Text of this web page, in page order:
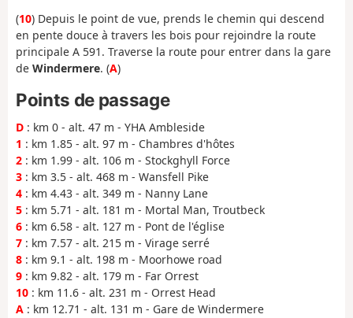
(10) Depuis le point de vue, prends le chemin qui descend
en pente douce à travers les bois pour rejoindre la route
principale A 591. Traverse la route pour entrer dans la gare
de Windermere. (A)
Points de passage
D : km 0 - alt. 47 m - YHA Ambleside
1 : km 1.85 - alt. 97 m - Chambres d'hôtes
2 : km 1.99 - alt. 106 m - Stockghyll Force
3 : km 3.5 - alt. 468 m - Wansfell Pike
4 : km 4.43 - alt. 349 m - Nanny Lane
5 : km 5.71 - alt. 181 m - Mortal Man, Troutbeck
6 : km 6.58 - alt. 127 m - Pont de l'église
7 : km 7.57 - alt. 215 m - Virage serré
8 : km 9.1 - alt. 198 m - Moorhowe road
9 : km 9.82 - alt. 179 m - Far Orrest
10 : km 11.6 - alt. 231 m - Orrest Head
A : km 12.71 - alt. 131 m - Gare de Windermere